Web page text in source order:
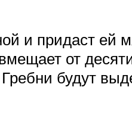
и придаст
от
будут